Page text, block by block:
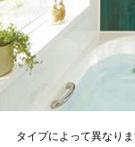
タイプによって異なりま